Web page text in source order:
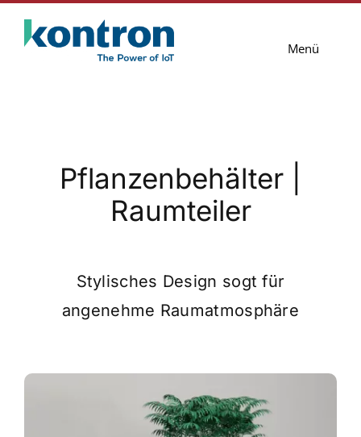
Inhalt
Menü
Blog
Unternehmen
Pflanzenbehälter |
Raumteiler
Stylisches Design sogt für
angenehme Raumatmosphäre